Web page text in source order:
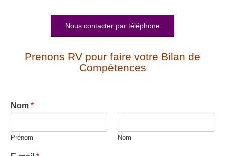
Nous contacter par téléphone
Prenons RV pour faire votre Bilan de
Compétences
Nom *
Prénom Nom